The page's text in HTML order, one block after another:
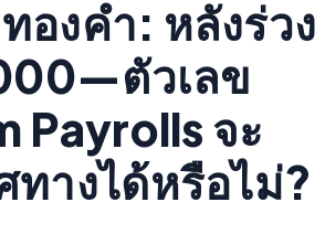
องคำ: หลังร่วง
ตัวเลข
Payrolls จะ
ทางได้หรือไม่?